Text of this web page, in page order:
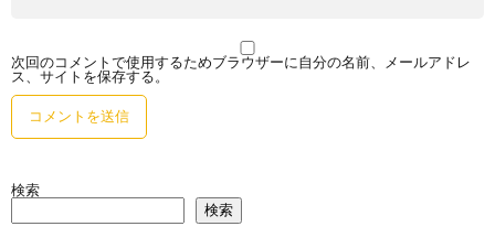
次回のコメントで使用するためブラウザーに自分の名前、メールアドレ
ス、サイトを保存する。
検索
検索